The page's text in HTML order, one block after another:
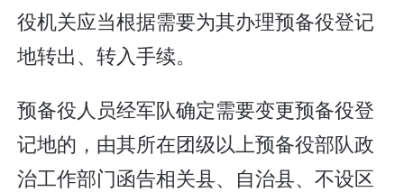
役机关应当根据需要为其办理预备役登记
地转出、转入手续。
预备役人员经军队确定需要变更预备役登
记地的，由其所在团级以上预备役部队政
治工作部门函告相关县、自治县、不设区